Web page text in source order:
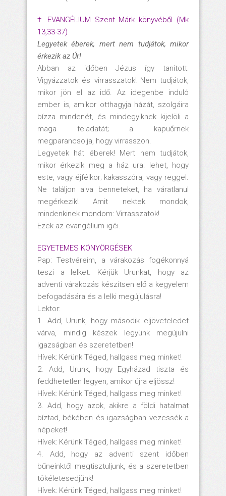
† EVANGÉLIUM Szent Márk könyvéből (Mk
13,33-37)
Legyetek éberek, mert nem tudjátok, mikor
érkezik az Úr!
Abban az időben Jézus így tanított:
Vigyázzatok és virrasszatok! Nem tudjátok,
mikor jön el az idő. Az idegenbe induló
ember is, amikor otthagyja házát, szolgáira
bízza mindenét, és mindegyiknek kijelöli a
maga feladatát; a kapuőrnek
megparancsolja, hogy virrasszon.
Legyetek hát éberek! Mert nem tudjátok,
mikor érkezik meg a ház ura: lehet, hogy
este, vagy éjfélkor; kakasszóra, vagy reggel.
Ne találjon alva benneteket, ha váratlanul
megérkezik! Amit nektek mondok,
mindenkinek mondom: Virrasszatok!
Ezek az evangélium igéi.
EGYETEMES KÖNYÖRGÉSEK
Pap: Testvéreim, a várakozás fogékonnyá
teszi a lelket. Kérjük Urunkat, hogy az
adventi várakozás készítsen elő a kegyelem
befogadására és a lelki megújulásra!
Lektor:
1. Add, Urunk, hogy második eljöveteledet
várva, mindig készek legyünk megújulni
igazságban és szeretetben!
Hívek: Kérünk Téged, hallgass meg minket!
2. Add, Urunk, hogy Egyházad tiszta és
feddhetetlen legyen, amikor újra eljössz!
Hívek: Kérünk Téged, hallgass meg minket!
3. Add, hogy azok, akikre a földi hatalmat
bíztad, békében és igazságban vezessék a
népeket!
Hívek: Kérünk Téged, hallgass meg minket!
4. Add, hogy az adventi szent időben
bűneinktől megtisztuljunk, és a szeretetben
tökéletesedjünk!
Hívek: Kérünk Téged, hallgass meg minket!